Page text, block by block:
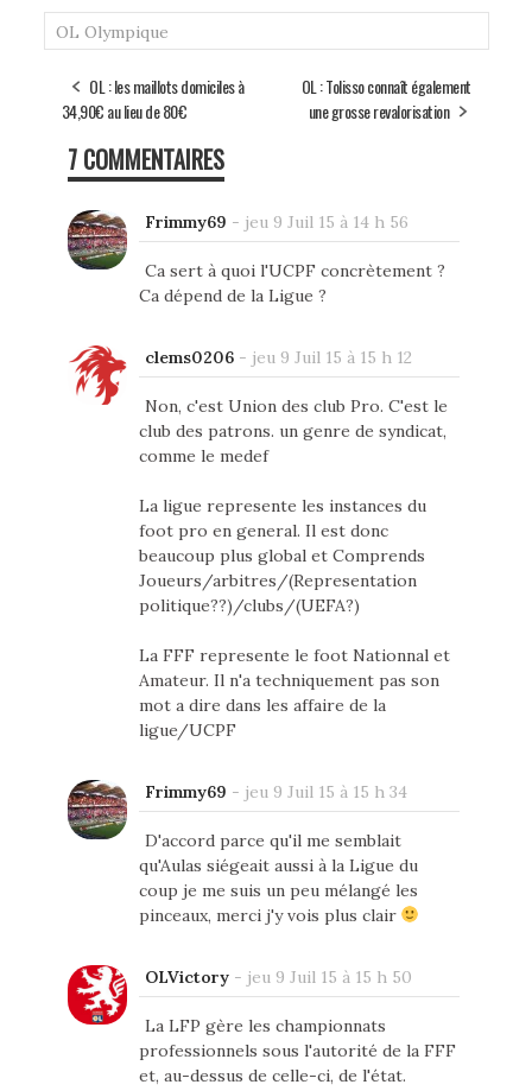
OL Olympique
OL : les maillots domiciles à
34,90€ au lieu de 80€
OL : Tolisso connaît également
une grosse revalorisation
7 COMMENTAIRES
Frimmy69 - jeu 9 Juil 15 à 14 h 56
Ca sert à quoi l'UCPF concrètement ?
Ca dépend de la Ligue ?
clems0206- jeu 9 Juil 15 à 15 h 12
Non, c'est Union des club Pro. C'est le
club des patrons. un genre de syndicat,
comme le medef
La ligue represente les instances du
foot pro en general. Il est donc
beaucoup plus global et Comprends
Joueurs/arbitres/(Representation
politique??)/clubs/(UEFA?)
La FFF represente le foot Nationnal et
Amateur. Il n'a techniquement pas son
mot a dire dans les affaire de la
ligue/UCPF
Frimmy69 - jeu 9 Juil 15 à 15 h 34
D'accord parce qu'il me semblait
qu'Aulas siégeait aussi à la Ligue du
coup je me suis un peu mélangé les
pinceaux, merci j'y vois plus clair
OLVictory- jeu 9 Juil 15 à 15 h 50
La LFP gère les championnats
professionnels sous l'autorité de la FFF
et, au-dessus de celle-ci, de l'état.